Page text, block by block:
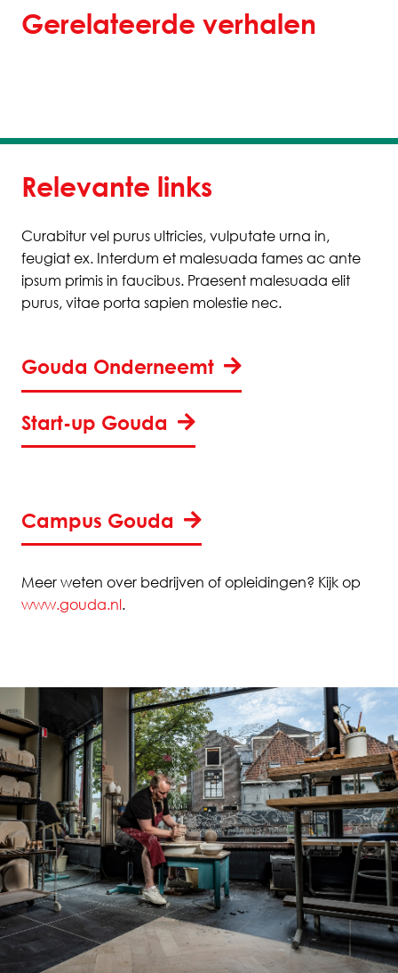
Gerelateerde verhalen
Lees het verhaal
Lees het verhaal
Relevante links
Curabitur vel purus ultricies, vulputate urna in,
feugiat ex. Interdum et malesuada fames ac ante
ipsum primis in faucibus. Praesent malesuada elit
purus, vitae porta sapien molestie nec.
Gouda Onderneemt
Start-up Gouda
Campus Gouda
Meer weten over bedrijven of opleidingen? Kijk op
www.gouda.nl.